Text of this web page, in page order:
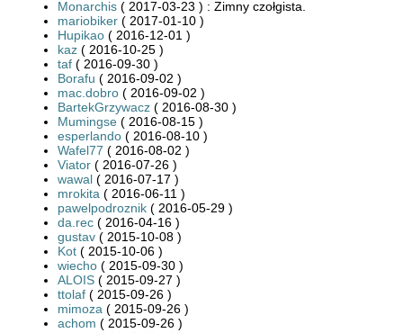
Monarchis ( 2017-03-23 ) : Zimny czołgista.
mariobiker ( 2017-01-10 )
Hupikao ( 2016-12-01 )
kaz ( 2016-10-25 )
taf ( 2016-09-30 )
Borafu ( 2016-09-02 )
mac.dobro ( 2016-09-02 )
BartekGrzywacz ( 2016-08-30 )
Mumingse ( 2016-08-15 )
esperlando ( 2016-08-10 )
Wafel77 ( 2016-08-02 )
Viator ( 2016-07-26 )
wawal ( 2016-07-17 )
mrokita ( 2016-06-11 )
pawelpodroznik ( 2016-05-29 )
da.rec ( 2016-04-16 )
gustav ( 2015-10-08 )
Kot ( 2015-10-06 )
wiecho ( 2015-09-30 )
ALOIS ( 2015-09-27 )
ttolaf ( 2015-09-26 )
mimoza ( 2015-09-26 )
achom ( 2015-09-26 )